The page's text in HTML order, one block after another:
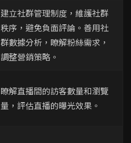
建立社群管理制度，維護社群
秩序，避免負面評論。善用社
群數據分析，瞭解粉絲需求，
調整營銷策略。
瞭解直播間的訪客數量和瀏覽
量，評估直播的曝光效果。